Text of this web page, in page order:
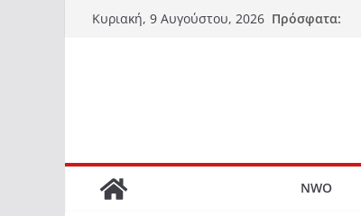
Μετάβαση
Κυριακή, 9 Αυγούστου, 2026 Πρόσφατα:
NWO